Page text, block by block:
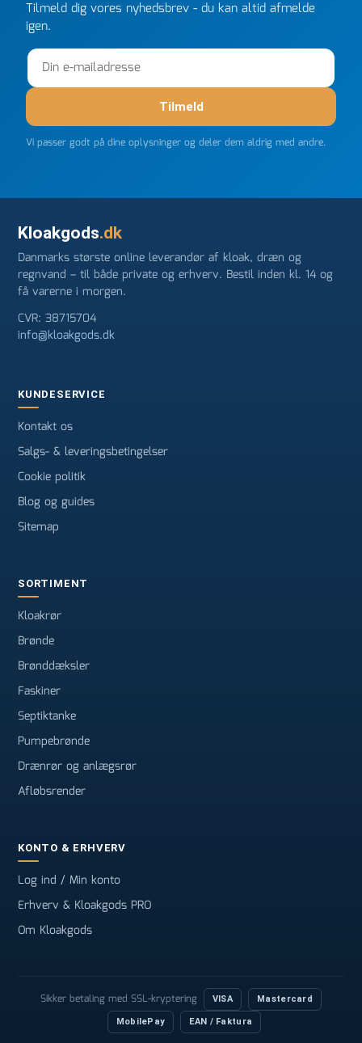
FØRST. De varmeste og venligste hilsner fra Rene
Tilmeld dig vores nyhedsbrev - du kan altid afmelde
igen.
Tilmeld
Vi passer godt på dine oplysninger og deler dem aldrig med andre.
Kloakgods.dk
Danmarks største online leverandør af kloak, dræn og
regnvand – til både private og erhverv. Bestil inden kl. 14 og
få varerne i morgen.
CVR: 38715704
info@kloakgods.dk
KUNDESERVICE
Kontakt os
Salgs- & leveringsbetingelser
Cookie politik
Blog og guides
Sitemap
SORTIMENT
Kloakrør
Brønde
Brønddæksler
Faskiner
Septiktanke
Pumpebrønde
Drænrør og anlægsrør
Afløbsrender
KONTO & ERHVERV
Log ind / Min konto
Erhverv & Kloakgods PRO
Om Kloakgods
Sikker betaling med SSL-kryptering VISA Mastercard
MobilePay EAN / Faktura